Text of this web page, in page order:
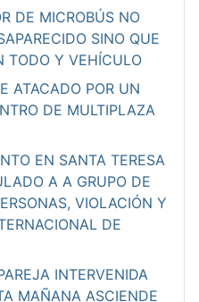
DE MICROBÚS NO
SINO QUE
TODO Y VEHÍCULO
ATACADO POR UN
DE MULTIPLAZA
EN SANTA TERESA
A A GRUPO DE
VIOLACIÓN Y
DE
INTERVENIDA
MAÑANA ASCIENDE